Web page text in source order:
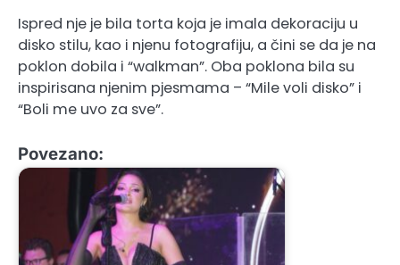
Ispred nje je bila torta koja je imala dekoraciju u
disko stilu, kao i njenu fotografiju, a čini se da je na
poklon dobila i “walkman”. Oba poklona bila su
inspirisana njenim pjesmama – “Mile voli disko” i
“Boli me uvo za sve”.
Povezano: